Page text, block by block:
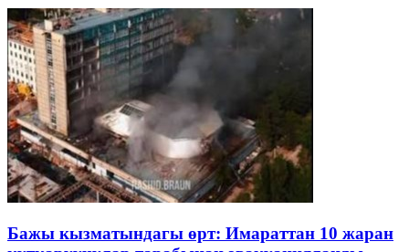
Бажы кызматындагы өрт: Имараттан 10 жаран